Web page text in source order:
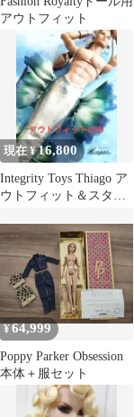
アウトフィット
現在 ¥16,800
Integrity Toys Thiago ア
ウトフィット＆スタン
¥64,999
Poppy Parker Obsession
本体＋服セット